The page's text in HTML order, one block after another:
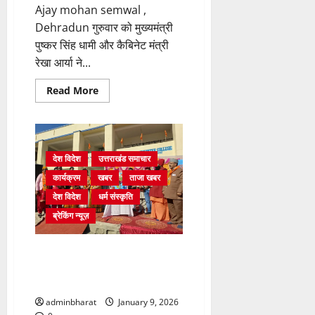
Ajay mohan semwal ,
Dehradun गुरुवार को मुख्यमंत्री
पुष्कर सिंह धामी और कैबिनेट मंत्री
रेखा आर्या ने...
Read MoreRead
more
और
खेल
मंत्री
ने
विकसित
भारत
यंग
लीडर्स
डायलॉग
के
लिए
टीम
देश विदेश
उत्तराखंड समाचार
कार्यक्रम
खबर
ताजा खबर
देश विदेश
धर्म संस्कृति
ब्रेकिंग न्यूज़
adminbharat
January 9, 2026